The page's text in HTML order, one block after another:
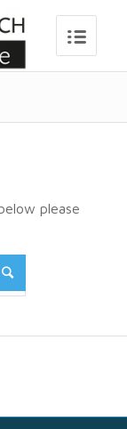
please